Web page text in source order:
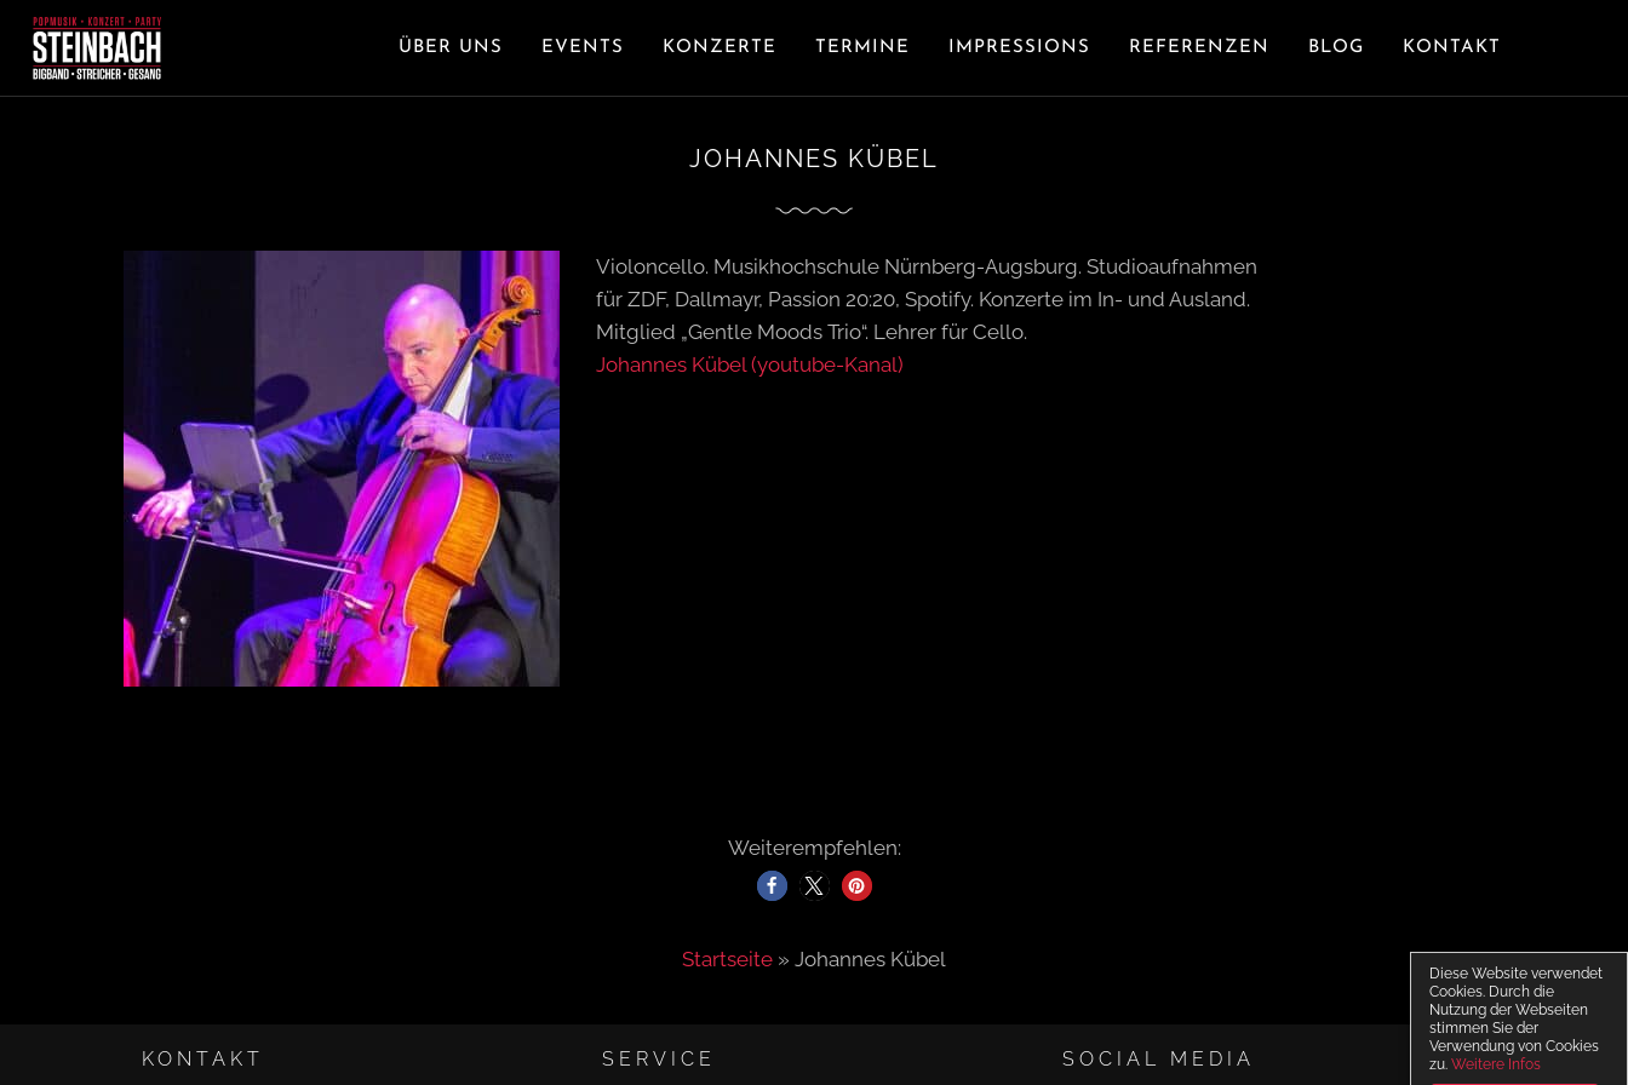
ÜBER UNS EVENTS KONZERTE TERMINE IMPRESSIONS REFERENZEN BLOG KONTAKT
JOHANNES KÜBEL
Violoncello. Musikhochschule Nürnberg-Augsburg. Studioaufnahmen
für ZDF, Dallmayr, Passion 20:20, Spotify. Konzerte im In- und Ausland.
Mitglied „Gentle Moods Trio“. Lehrer für Cello.
Johannes Kübel (youtube-Kanal)
Weiterempfehlen:
Startseite » Johannes Kübel
KONTAKT SERVICE SOCIAL MEDIA
Diese Website verwendet
Cookies. Durch die
Nutzung der Webseiten
stimmen Sie der
Verwendung von Cookies
zu. Weitere Infos